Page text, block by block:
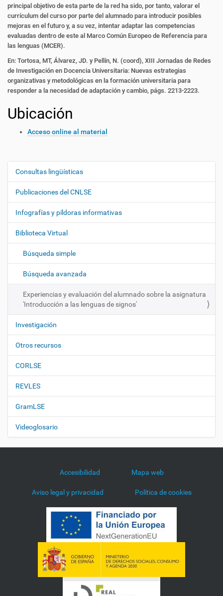
principal objetivo de esta parte de la red ha sido, por tanto, valorar el
currículum del curso por parte del alumnado para introducir posibles
mejoras en el futuro y, a su vez, intentar adaptar las competencias
evaluadas dentro de este al Marco Común Europeo de Referencia para
las lenguas (MCER).
En: Tortosa, MT, Álvarez, JD. y Pellín, N. (coord), XIII Jornadas de Redes
de Investigación en Docencia Universitaria: Nuevas estrategias
organizativas y metodológicas en la formación universitaria para
responder a la necesidad de adaptación y cambio, págs. 2213-2223.
Ubicación
Acceso online al material
N
e
g
a
i
n
Consultas lingüísticas
Publicaciones del CNLSE
Infografías y píldoras informativas
Biblioteca Virtual
Búsqueda simple
Búsqueda avanzada
Experiencias y evaluación del alumnado sobre la asignatura
'Introducción a las lenguas de signos'
Investigación
Otros recursos
CORLSE
REVLES
GramLSE
Videoglosario
Accesibilidad Mapa web
Aviso legal y privacidad Política de cookies